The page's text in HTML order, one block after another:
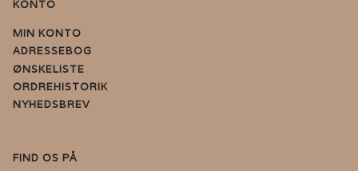
KONTO
MIN KONTO
ADRESSEBOG
ØNSKELISTE
ORDREHISTORIK
NYHEDSBREV
FIND OS PÅ